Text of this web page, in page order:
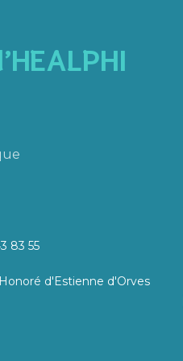
83 55
d'Estienne d'Orves